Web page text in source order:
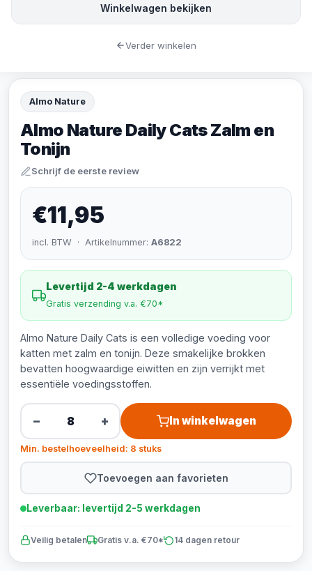
Almo Nature
Almo Nature Daily Cats Zalm en
Tonijn
Schrijf de eerste review
€11,95
incl. BTW · Artikelnummer: A6822
Levertijd 2-4 werkdagen
Gratis verzending v.a. €70*
Almo Nature Daily Cats is een volledige voeding voor
katten met zalm en tonijn. Deze smakelijke brokken
bevatten hoogwaardige eiwitten en zijn verrijkt met
essentiële voedingsstoffen.
− + In winkelwagen
Min. bestelhoeveelheid: 8 stuks
Toevoegen aan favorieten
Leverbaar: levertijd 2-5 werkdagen
Veilig betalen Gratis v.a. €70* 14 dagen retour
Winkelwagen bekijken
Verder winkelen